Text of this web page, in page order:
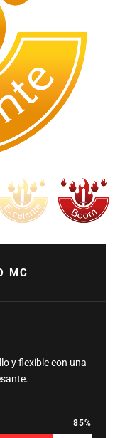
MC
y flexible con una
85